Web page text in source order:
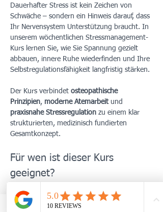
Dauerhafter Stress ist kein Zeichen von
Schwäche – sondern ein Hinweis darauf, dass
Ihr Nervensystem Unterstützung braucht. In
unserem wöchentlichen Stressmanagement-
Kurs lernen Sie, wie Sie Spannung gezielt
abbauen, innere Ruhe wiederfinden und Ihre
Selbstregulationsfähigkeit langfristig stärken.
Der Kurs verbindet osteopathische
Prinzipien, moderne Atemarbeit und
praxisnahe Stressregulation zu einem klar
strukturierten, medizinisch fundierten
Gesamtkonzept.
Für wen ist dieser Kurs
geeignet?
Erschöpfung oder innerer Unruhe
Patient:innen mit stressassoziierten